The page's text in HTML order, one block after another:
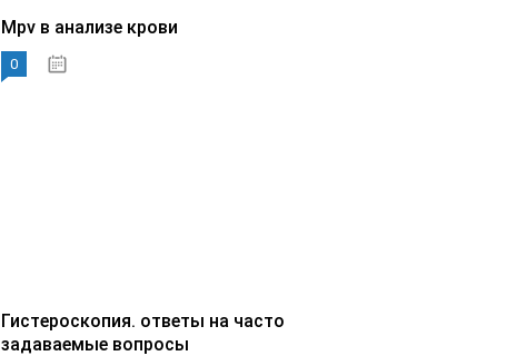
Mpv в анализе крови
0
Гистероскопия. ответы на часто
задаваемые вопросы